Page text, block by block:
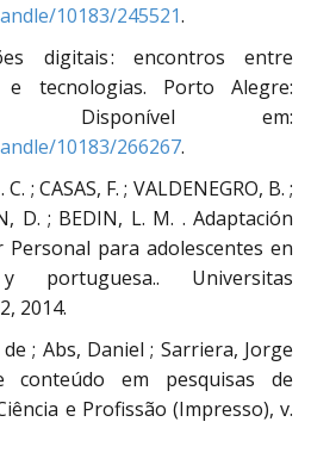
10183/245521.
digitais : encontros entre
e tecnologias. Porto Alegre:
Disponível em:
10183/266267.
C. ; CASAS, F. ; VALDENEGRO, B. ;
D. ; BEDIN, L. M. . Adaptación
para adolescentes en
portuguesa.. Universitas
2014.
; Abs, Daniel ; Sarriera, Jorge
conteúdo em pesquisas de
e Profissão (Impresso), v.